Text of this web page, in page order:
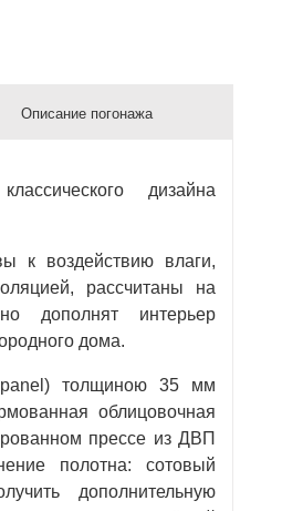
Описание погонажа
дизайна
к воздействию влаги,
рассчитаны на
дополнят интерьер
дома.
panel) толщиною 35 мм
облицовочная
прессе из ДВП
полотна: сотовый
дополнительную